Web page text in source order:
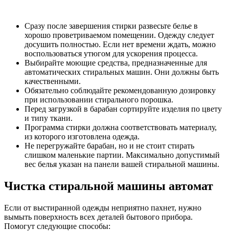
Сразу после завершения стирки развесьте белье в
хорошо проветриваемом помещении. Одежду следует
досушить полностью. Если нет времени ждать, можно
воспользоваться утюгом для ускорения процесса.
Выбирайте моющие средства, предназначенные для
автоматических стиральных машин. Они должны быть
качественными.
Обязательно соблюдайте рекомендованную дозировку
при использовании стирального порошка.
Перед загрузкой в барабан сортируйте изделия по цвету
и типу ткани.
Программа стирки должна соответствовать материалу,
из которого изготовлена одежда.
Не перегружайте барабан, но и не стоит стирать
слишком маленькие партии. Максимально допустимый
вес белья указан на панели вашей стиральной машины.
Чистка стиральной машины автомат
Если от выстиранной одежды неприятно пахнет, нужно
вымыть поверхность всех деталей бытового прибора.
Помогут следующие способы: